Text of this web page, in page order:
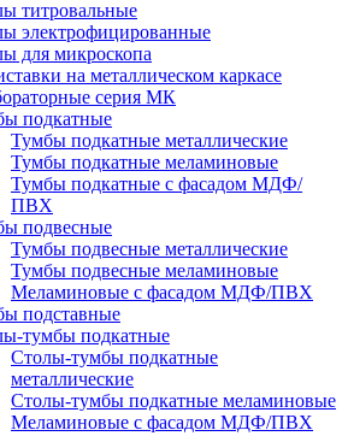
титровальные
электрофицированные
для микроскопа
на металлическом каркасе
серия МК
подкатные
Тумбы подкатные металлические
Тумбы подкатные меламиновые
Тумбы подкатные с фасадом МДФ/
ПВХ
подвесные
Тумбы подвесные металлические
Тумбы подвесные меламиновые
Меламиновые с фасадом МДФ/ПВХ
подставные
тумбы подкатные
Столы-тумбы подкатные
металлические
Столы-тумбы подкатные меламиновые
Меламиновые с фасадом МДФ/ПВХ